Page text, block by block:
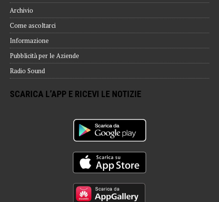
Archivio
Come ascoltarci
Informazione
Pubblicità per le Aziende
Radio Sound
SCARICA L’APP E RICEVI LE NOTIZIE